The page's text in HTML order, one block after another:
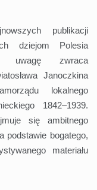
publikacji
dziejom Polesia
uwagę zwraca
Janoczkina
lokalnego
1842–1939.
się ambitnego
podstawie bogatego,
materiału